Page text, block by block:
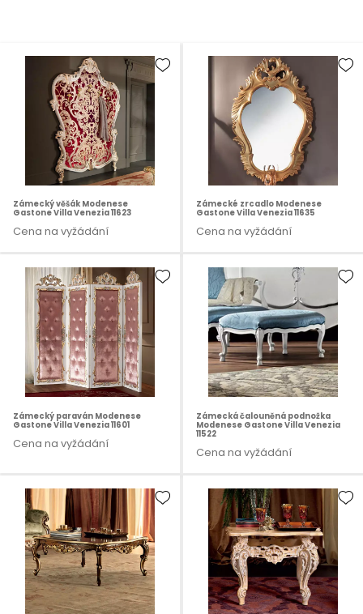
Zámecký věšák Modenese
Gastone Villa Venezia 11623
Cena na vyžádání
Zámecké zrcadlo Modenese
Gastone Villa Venezia 11635
Cena na vyžádání
Zámecký paraván Modenese
Gastone Villa Venezia 11601
Cena na vyžádání
Zámecká čalouněná podnožka
Modenese Gastone Villa Venezia
11522
Cena na vyžádání